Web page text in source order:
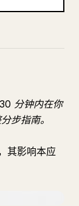
分钟内在你
步指南。
其影响本应